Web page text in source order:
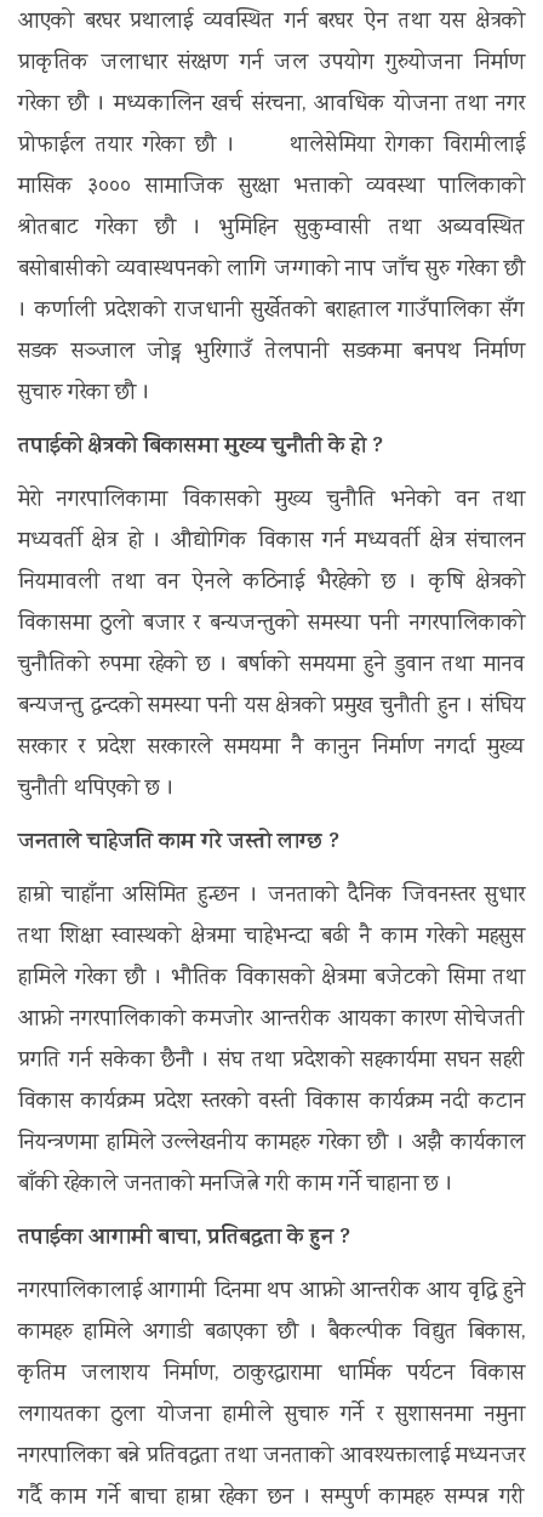
आएको बरघर प्रथालाई व्यवस्थित गर्न बरघर ऐन तथा यस क्षेत्रको
प्राकृतिक जलाधार संरक्षण गर्न जल उपयोग गुरुयोजना निर्माण
गरेका छौ । मध्यकालिन खर्च संरचना, आवधिक योजना तथा नगर
प्रोफाईल तयार गरेका छौ । थालेसेमिया रोगका विरामीलाई
मासिक ३००० सामाजिक सुरक्षा भत्ताको व्यवस्था पालिकाको
श्रोतबाट गरेका छौ । भुमिहिन सुकुम्वासी तथा अब्यवस्थित
बसोबासीको व्यवास्थपनको लागि जग्गाको नाप जाँच सुरु गरेका छौ
। कर्णाली प्रदेशको राजधानी सुर्खेतको बराहताल गाउँपालिका सँग
सडक सञ्जाल जोड्न भुरिगाउँ तेलपानी सडकमा बनपथ निर्माण
सुचारु गरेका छौ ।
तपाईको क्षेत्रको बिकासमा मुख्य चुनौती के हो ?
मेरो नगरपालिकामा विकासको मुख्य चुनौति भनेको वन तथा
मध्यवर्ती क्षेत्र हो । औद्योगिक विकास गर्न मध्यवर्ती क्षेत्र संचालन
नियमावली तथा वन ऐनले कठिनाई भैरहेको छ । कृषि क्षेत्रको
विकासमा ठुलो बजार र बन्यजन्तुको समस्या पनी नगरपालिकाको
चुनौतिको रुपमा रहेको छ । बर्षाको समयमा हुने डुवान तथा मानव
बन्यजन्तु द्वन्दको समस्या पनी यस क्षेत्रको प्रमुख चुनौती हुन । संघिय
सरकार र प्रदेश सरकारले समयमा नै कानुन निर्माण नगर्दा मुख्य
चुनौती थपिएको छ ।
जनताले चाहेजति काम गरे जस्तो लाग्छ ?
हाम्रो चाहाँना असिमित हुन्छन । जनताको दैनिक जिवनस्तर सुधार
तथा शिक्षा स्वास्थको क्षेत्रमा चाहेभन्दा बढी नै काम गरेको महसुस
हामिले गरेका छौ । भौतिक विकासको क्षेत्रमा बजेटको सिमा तथा
आफ्नो नगरपालिकाको कमजोर आन्तरीक आयका कारण सोचेजती
प्रगति गर्न सकेका छैनौ । संघ तथा प्रदेशको सहकार्यमा सघन सहरी
विकास कार्यक्रम प्रदेश स्तरको वस्ती विकास कार्यक्रम नदी कटान
नियन्त्रणमा हामिले उल्लेखनीय कामहरु गरेका छौ । अझै कार्यकाल
बाँकी रहेकाले जनताको मनजित्ने गरी काम गर्ने चाहाना छ ।
तपाईका आगामी बाचा, प्रतिबद्धता के हुन ?
नगरपालिकालाई आगामी दिनमा थप आफ्नो आन्तरीक आय वृद्वि हुने
कामहरु हामिले अगाडी बढाएका छौ । बैकल्पीक विद्युत बिकास,
कृतिम जलाशय निर्माण, ठाकुरद्वारामा धार्मिक पर्यटन विकास
लगायतका ठुला योजना हामीले सुचारु गर्ने र सुशासनमा नमुना
नगरपालिका बन्ने प्रतिवद्वता तथा जनताको आवश्यक्तालाई मध्यनजर
गर्दै काम गर्ने बाचा हाम्रा रहेका छन । सम्पुर्ण कामहरु सम्पन्न गरी